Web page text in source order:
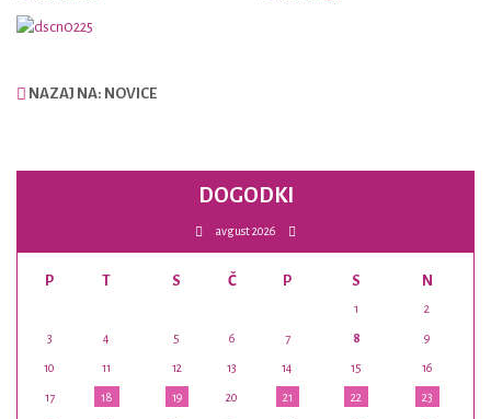
NAZAJ NA: NOVICE
DOGODKI
avgust 2026
P T S Č P S N
1 2
3 4 5 6 7 8 9
10 11 12 13 14 15 16
17 18 19 20 21 22 23